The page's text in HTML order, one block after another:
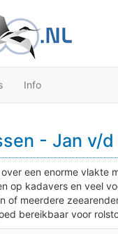
Info
- Jan v/
een enorme vlakte
op kadavers en veel
of meerdere
bereikbaar voor